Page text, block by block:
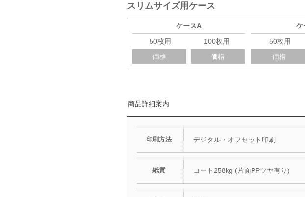
スリムサイズ用ケース
ケースA
50枚用
100枚用
価格
価格
ケ
50枚用
価格
商品詳細案内
印刷方法 デジタル・オフセット印刷
紙質 コート258kg (片面PPツヤ有り)